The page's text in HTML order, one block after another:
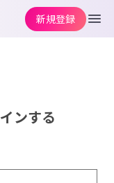
ンする
新規登録